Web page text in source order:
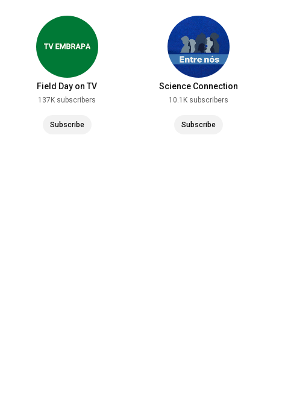
Field Day on TV
137K subscribers
Subscribe
Science Connection
10.1K subscribers
Subscribe